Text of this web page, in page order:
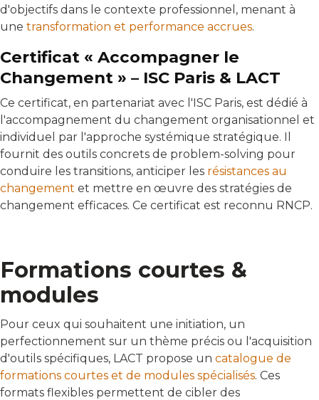
d'objectifs dans le contexte professionnel, menant à
une transformation et performance accrues.
Certificat « Accompagner le
Changement » – ISC Paris & LACT
Ce certificat, en partenariat avec l'ISC Paris, est dédié à
l'accompagnement du changement organisationnel et
individuel par l'approche systémique stratégique. Il
fournit des outils concrets de problem-solving pour
conduire les transitions, anticiper les résistances au
changement et mettre en œuvre des stratégies de
changement efficaces. Ce certificat est reconnu RNCP.
Formations courtes &
modules
Pour ceux qui souhaitent une initiation, un
perfectionnement sur un thème précis ou l'acquisition
d'outils spécifiques, LACT propose un catalogue de
formations courtes et de modules spécialisés. Ces
formats flexibles permettent de cibler des